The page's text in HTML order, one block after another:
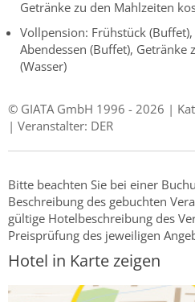
Getränke zu den Mahlzeiten
Vollpension: Frühstück
Abendessen (Buffet),
(Wasser)
© GIATA GmbH 1996 - 2026 |
| Veranstalter: DER
Bitte beachten Sie bei einer
Beschreibung des gebuchten
gültige Hotelbeschreibung des
Preisprüfung des jeweiligen
Hotel in Karte zeigen